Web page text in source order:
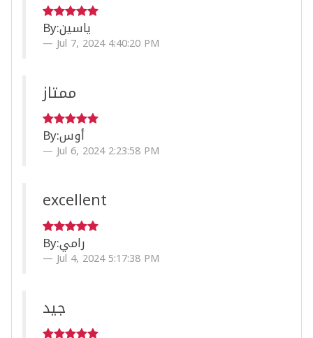
By:ياسين
Jul 7, 2024 4:40:20 PM
ممتاز
By:أوس
Jul 6, 2024 2:23:58 PM
excellent
By:رامي
Jul 4, 2024 5:17:38 PM
جيد